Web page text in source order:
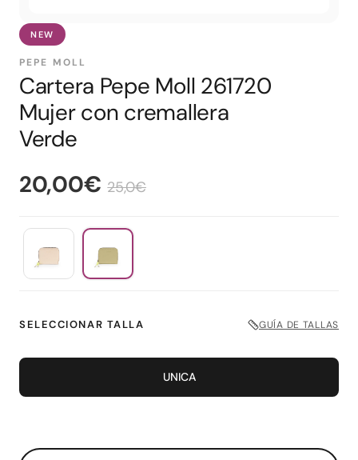
NEW
PEPE MOLL
Cartera Pepe Moll 261720
Mujer con cremallera
Verde
20,00€ 25,0€
SELECCIONAR TALLA GUÍA DE TALLAS
UNICA